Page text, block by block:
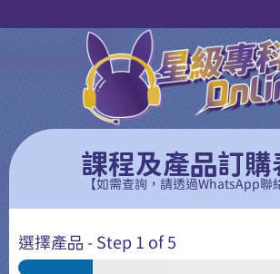
課程及產品訂購
【如需查詢，請透過WhatsApp聯
選擇產品 - Step 1 of 5